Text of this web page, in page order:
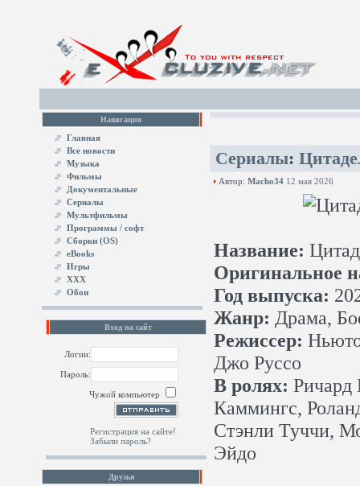
Навигация
Главная
Все новости
Музыка
Фильмы
Документальные
Сериалы
Мультфильмы
Программы / софт
Сборки (OS)
eBooks
Игры
XXX
Обои
Вход на сайт
Логин:
Пароль:
Чужой компьютер
Регистрация на сайте!
Забыли пароль?
Друзья
Сериалы:
Автор: Macho34 12 мая 2026
Название:
Оригинальное
Год выпуска:
Жанр: Драма,
Режиссер:
Джо Руссо
В ролях:
Каммингс,
Стэнли Туччи,
Эйдо